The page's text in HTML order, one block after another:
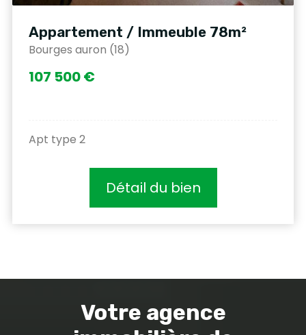
Appartement / Immeuble 78m²
Bourges auron (18)
107 500 €
Apt type 2
Détail du bien
Votre agence